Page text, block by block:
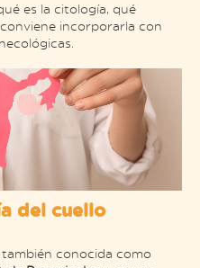
es la citología, qué
incorporarla con
del cuello
conocida como